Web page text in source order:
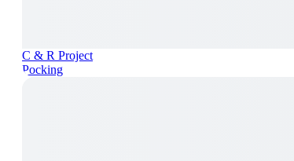
C & R Project
Pocking